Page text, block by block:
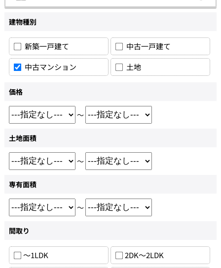
建物種別
新築一戸建て
中古一戸建て
中古マンション
土地
価格
～
土地面積
～
専有面積
～
間取り
～1LDK
2DK～2LDK